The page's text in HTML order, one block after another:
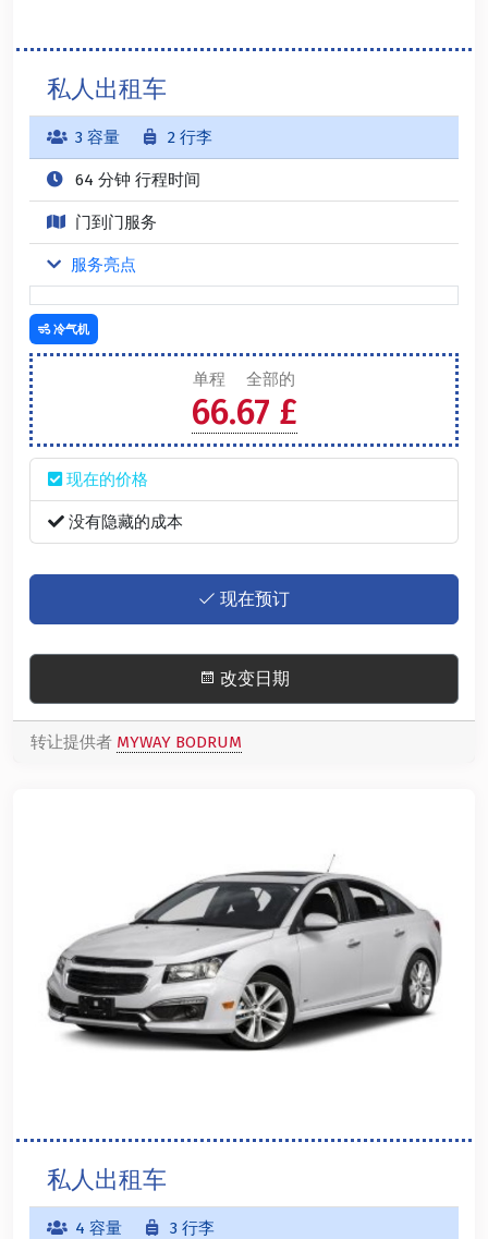
私人出租车
3 容量 2 行李
64 分钟 行程时间
门到门服务
服务亮点
单程 全部的
66.67 £
现在的价格
没有隐藏的成本
现在预订
改变日期
冷气机
转让提供者 MYWAY BODRUM
私人出租车
4 容量 3 行李